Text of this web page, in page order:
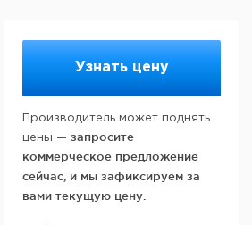
Узнать цену
Производитель может поднять
цены — запросите
коммерческое предложение
сейчас, и мы зафиксируем за
вами текущую цену.